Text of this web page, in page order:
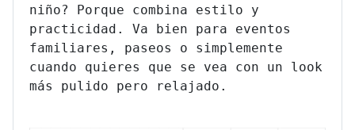
niño? Porque combina estilo y
practicidad. Va bien para eventos
familiares, paseos o simplemente
cuando quieres que se vea con un look
más pulido pero relajado.